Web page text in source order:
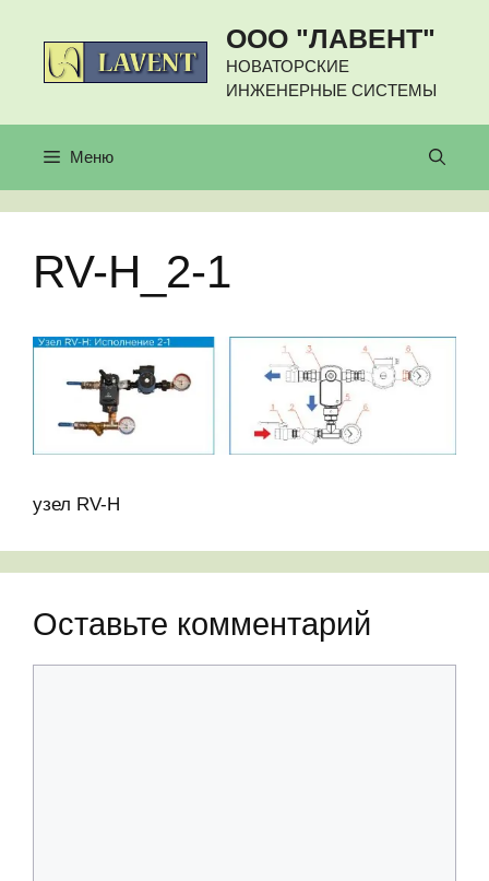
содержимому
ООО "ЛАВЕНТ"
НОВАТОРСКИЕ
ИНЖЕНЕРНЫЕ СИСТЕМЫ
Меню
RV-H_2-1
узел RV-H
Оставьте комментарий